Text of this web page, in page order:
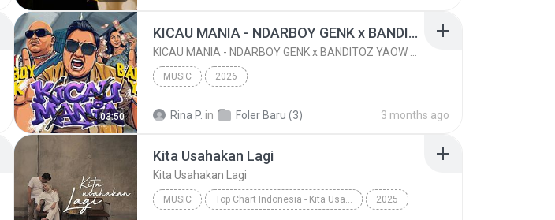
03:50
KICAU MANIA - NDARBOY GENK x BANDITOZ YAOW 86 (OFFICIAL LYRIC VIDEO) GAS POL NDANGAK
MUSIC 2026
Rina P. in Foler Baru (3) 3 months ago
Kita Usahakan Lagi
Kita Usahakan Lagi
MUSIC Top Chart Indonesia - Kita Usahakan Lagi 2025